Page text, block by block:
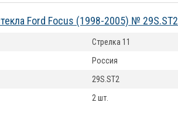
Ford Focus (1998-2005) № 29S.ST2
Стрелка 11
Россия
29S.ST2
2 шт.